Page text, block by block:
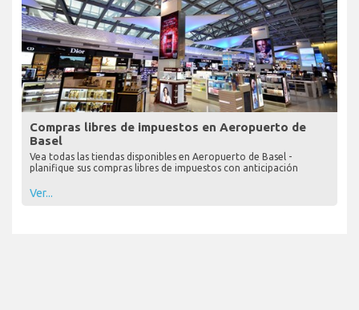
Compras libres de impuestos en Aeropuerto de
Basel
Vea todas las tiendas disponibles en Aeropuerto de Basel -
planifique sus compras libres de impuestos con anticipación
Ver...